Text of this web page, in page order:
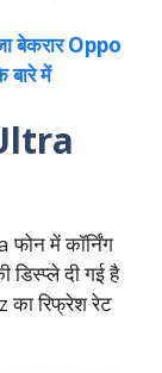
बेकरार Oppo
में
में कॉर्निंग
डिस्प्ले दी गई है
रिफ्रेश रेट